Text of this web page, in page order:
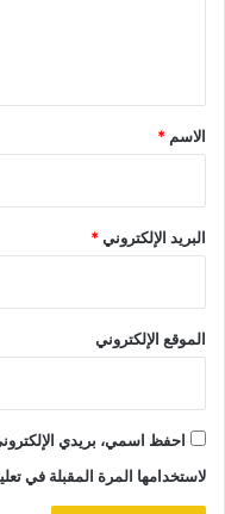
*
الاسم *
البريد الإلكتروني*
الموقع الإلكتروني
احفظ اسمي، بريدي
لاستخدامها المرة المقبلة في